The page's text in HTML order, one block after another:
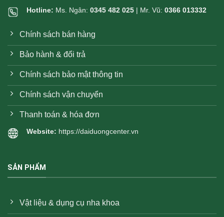
Hotline: Ms. Ngân: 0345 482 025 | Mr. Vũ: 0366 013332
Chính sách bán hàng
Bảo hành & đổi trả
Chính sách bảo mật thông tin
Chính sách vận chuyển
Thanh toán & hóa đơn
Website: https://daiduongcenter.vn
SẢN PHẨM
Vật liệu & dụng cụ nha khoa